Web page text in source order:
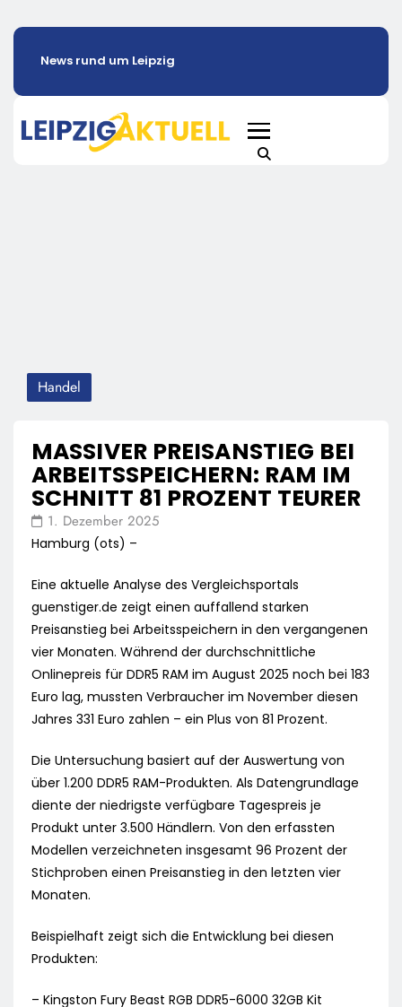
News rund um Leipzig
Handel
MASSIVER PREISANSTIEG BEI
ARBEITSSPEICHERN: RAM IM
SCHNITT 81 PROZENT TEURER
1. Dezember 2025
Hamburg (ots) –
Eine aktuelle Analyse des Vergleichsportals
guenstiger.de zeigt einen auffallend starken
Preisanstieg bei Arbeitsspeichern in den vergangenen
vier Monaten. Während der durchschnittliche
Onlinepreis für DDR5 RAM im August 2025 noch bei 183
Euro lag, mussten Verbraucher im November diesen
Jahres 331 Euro zahlen – ein Plus von 81 Prozent.
Die Untersuchung basiert auf der Auswertung von
über 1.200 DDR5 RAM-Produkten. Als Datengrundlage
diente der niedrigste verfügbare Tagespreis je
Produkt unter 3.500 Händlern. Von den erfassten
Modellen verzeichneten insgesamt 96 Prozent der
Stichproben einen Preisanstieg in den letzten vier
Monaten.
Beispielhaft zeigt sich die Entwicklung bei diesen
Produkten:
– Kingston Fury Beast RGB DDR5-6000 32GB Kit